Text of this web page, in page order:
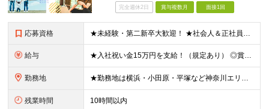
完全週休2日 賞与複数月 面接1回
応募資格 ★未経験・第二新卒大歓迎！ ★社会人＆正社員デビューを実現できます♪ ★学歴・転職回数・ブランク不問 ★65歳未満の方（定年年齢を上限とするため） ※人物重視の採用です！ ≪未経験スタートの社員が多
給与 ★入社祝い金15万円を支給！（規定あり） ◎賞与年2回（2.6ヶ月分） ◎通勤手当（月5万円まで） ◎残業手当（全額支給） ◎家族手当（1名につき7,000円支給） ◎夜勤手当（1000円/回 ※1ヶ
勤務地 ★勤務地は横浜・小田原・平塚など神奈川エリア限定！ ★面接1回で入社が可能です。最短1週間での入社も！ 平塚市内（施設先）もしくは隣接する近隣の地域での勤務となります。 ・神奈川県平塚市 ・神奈川県
残業時間 10時間以内